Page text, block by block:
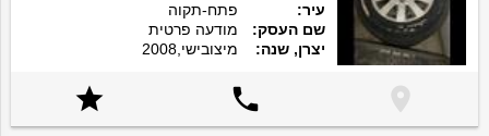
עיר:
פתח-תקוה
שם העסק:
מודעה פרטית
יצרן, שנה:
מיצובישי,2008


